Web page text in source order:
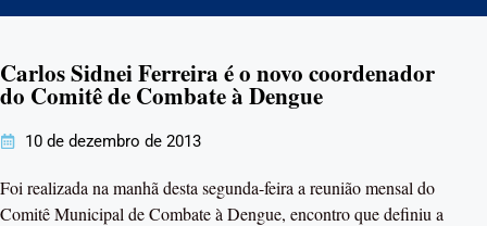
Carlos Sidnei Ferreira é o novo coordenador
do Comitê de Combate à Dengue
10 de dezembro de 2013
Foi realizada na manhã desta segunda-feira a reunião mensal do
Comitê Municipal de Combate à Dengue, encontro que definiu a